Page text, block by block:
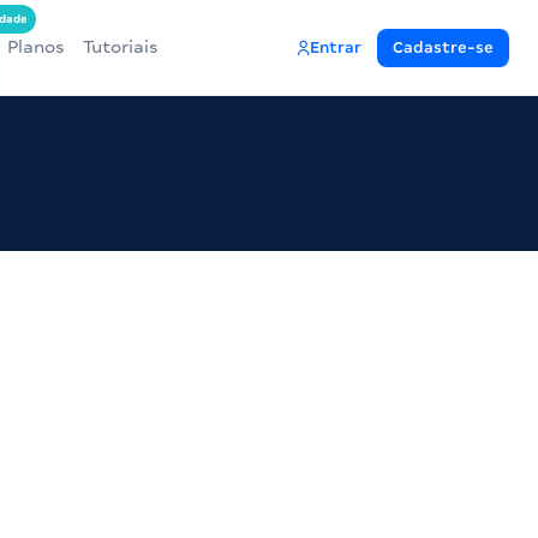
Planos Tutoriais Entrar Cadastre-se